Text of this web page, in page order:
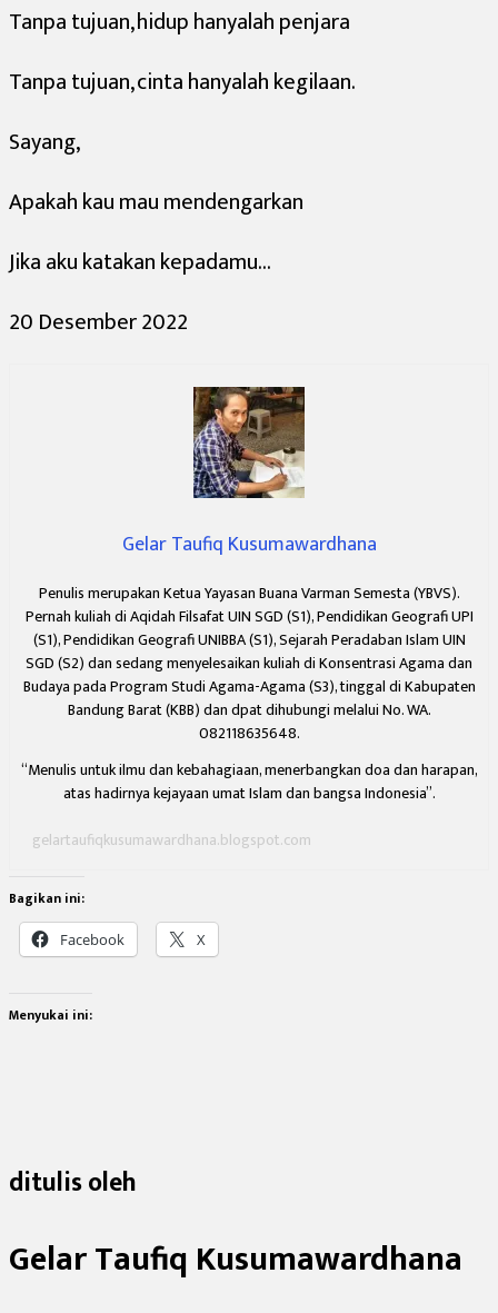
Tanpa tujuan, hidup hanyalah penjara
Tanpa tujuan, cinta hanyalah kegilaan.
Sayang,
Apakah kau mau mendengarkan
Jika aku katakan kepadamu…
20 Desember 2022
Gelar Taufiq Kusumawardhana
Penulis merupakan Ketua Yayasan Buana Varman Semesta (YBVS).
Pernah kuliah di Aqidah Filsafat UIN SGD (S1), Pendidikan Geografi UPI
(S1), Pendidikan Geografi UNIBBA (S1), Sejarah Peradaban Islam UIN
SGD (S2) dan sedang menyelesaikan kuliah di Konsentrasi Agama dan
Budaya pada Program Studi Agama-Agama (S3), tinggal di Kabupaten
Bandung Barat (KBB) dan dpat dihubungi melalui No. WA.
082118635648.
“Menulis untuk ilmu dan kebahagiaan,menerbangkan doa dan harapan,
atas hadirnya kejayaan umat Islam dan bangsa Indonesia”.
gelartaufiqkusumawardhana.blogspot.com
Bagikan ini:
Facebook X
Menyukai ini:
ditulis oleh
Gelar Taufiq Kusumawardhana